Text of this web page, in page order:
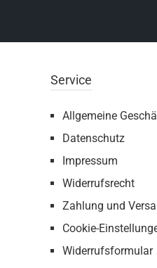
Service
Allgemeine
Datenschutz
Impressum
Widerrufsrecht
Zahlung und
Cookie-
Widerrufsformular